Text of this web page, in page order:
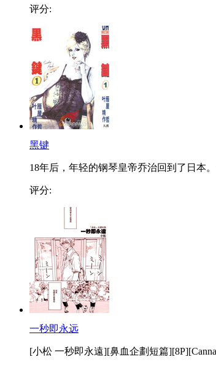
评分:
黑键
18年后，年轻的钢琴皇帝乔治回到了日本
评分:
一秒即永远
[小松 一秒即永遠][鼻血企劃短篇